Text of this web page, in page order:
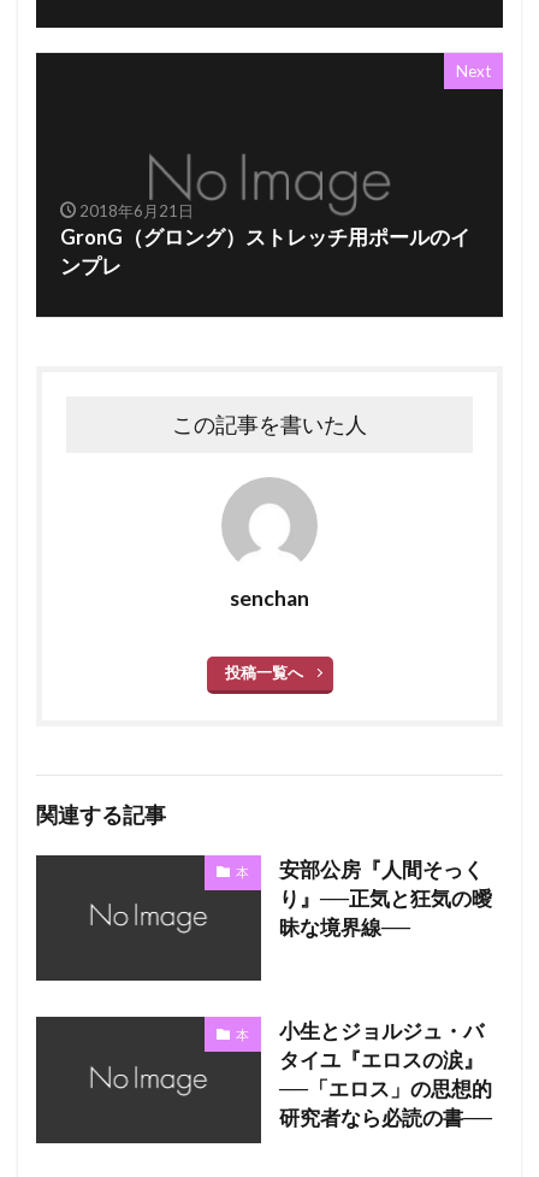
Next
2018年6月21日
GronG（グロング）ストレッチ用ポールのイ
ンプレ
この記事を書いた人
senchan
投稿一覧へ
関連する記事
本
安部公房『人間そっく
り』──正気と狂気の曖
昧な境界線──
本
小生とジョルジュ・バ
タイユ『エロスの涙』
──「エロス」の思想的
研究者なら必読の書──